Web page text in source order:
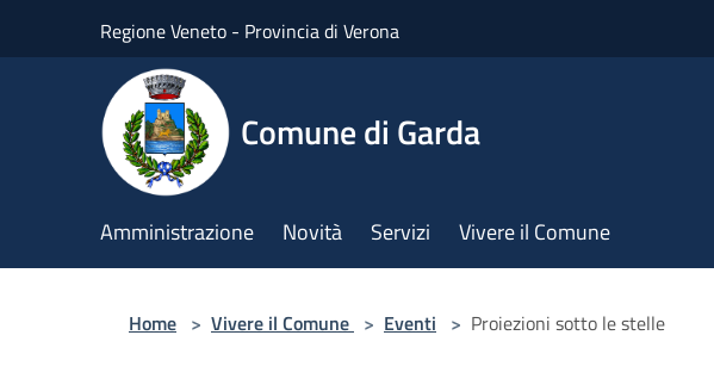
Regione Veneto - Provincia di Verona
Comune di Garda
Amministrazione Novità Servizi Vivere il Comune
Home > Vivere il Comune > Eventi > Proiezioni sotto le stelle